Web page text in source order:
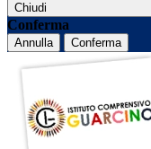
Chiudi
Conferma
Annulla Conferma